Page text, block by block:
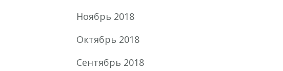
Ноябрь 2018
Октябрь 2018
Сентябрь 2018